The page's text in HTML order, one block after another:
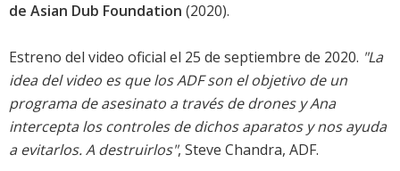
de Asian Dub Foundation (2020).
Estreno del video oficial el 25 de septiembre de 2020. "La
idea del video es que los ADF son el objetivo de un
programa de asesinato a través de drones y Ana
intercepta los controles de dichos aparatos y nos ayuda
a evitarlos. A destruirlos", Steve Chandra, ADF.